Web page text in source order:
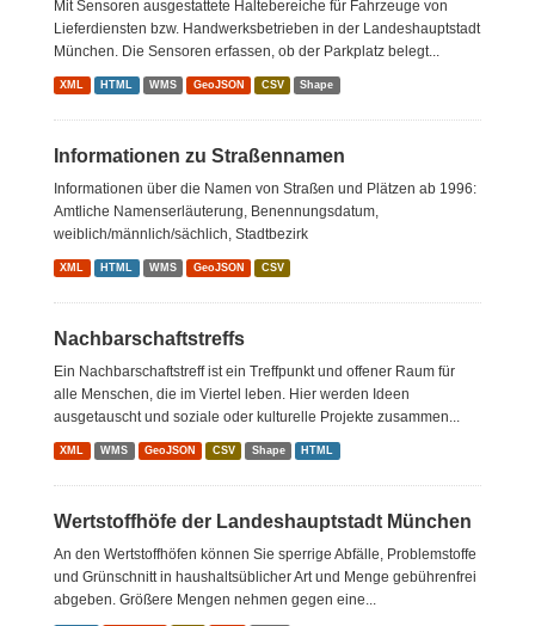
Mit Sensoren ausgestattete Haltebereiche für Fahrzeuge von
Lieferdiensten bzw. Handwerksbetrieben in der Landeshauptstadt
München. Die Sensoren erfassen, ob der Parkplatz belegt...
XML HTML WMS GeoJSON CSV Shape
Informationen zu Straßennamen
Informationen über die Namen von Straßen und Plätzen ab 1996:
Amtliche Namenserläuterung, Benennungsdatum,
weiblich/männlich/sächlich, Stadtbezirk
XML HTML WMS GeoJSON CSV
Nachbarschaftstreffs
Ein Nachbarschaftstreff ist ein Treffpunkt und offener Raum für
alle Menschen, die im Viertel leben. Hier werden Ideen
ausgetauscht und soziale oder kulturelle Projekte zusammen...
XML WMS GeoJSON CSV Shape HTML
Wertstoffhöfe der Landeshauptstadt München
An den Wertstoffhöfen können Sie sperrige Abfälle, Problemstoffe
und Grünschnitt in haushaltsüblicher Art und Menge gebührenfrei
abgeben. Größere Mengen nehmen gegen eine...